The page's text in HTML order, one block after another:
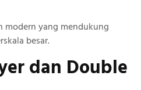
modern yang mendukung
besar.
dan Double